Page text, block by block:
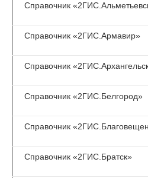
Справочник
Справочник «2ГИС.Армавир»
Справочник
Справочник «2ГИС.Белгород»
Справочник
Справочник «2ГИС.Братск»